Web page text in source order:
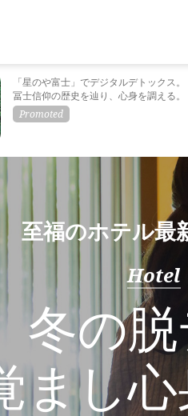
「星のや富士」でデジタルデトックス。
冨士信仰の歴史を辿り、心身を調える。
至福のホテル最
Hotel
冬の
まし